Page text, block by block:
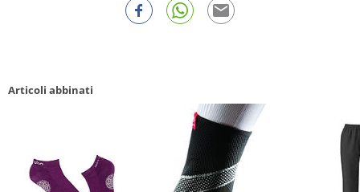
Articoli abbinati